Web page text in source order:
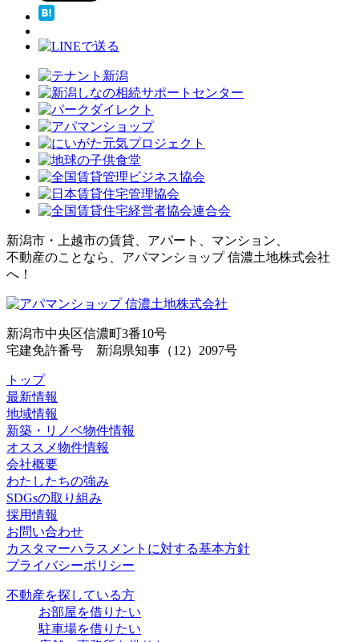
新潟市・上越市の賃貸、アパート、マンション、
不動産のことなら、アパマンショップ 信濃土地株式会社
へ！
新潟市中央区信濃町3番10号
宅建免許番号 新潟県知事（12）2097号
トップ
最新情報
地域情報
新築・リノベ物件情報
オススメ物件情報
会社概要
わたしたちの強み
SDGsの取り組み
採用情報
お問い合わせ
カスタマーハラスメントに対する基本方針
プライバシーポリシー
不動産を探している方
お部屋を借りたい
駐車場を借りたい